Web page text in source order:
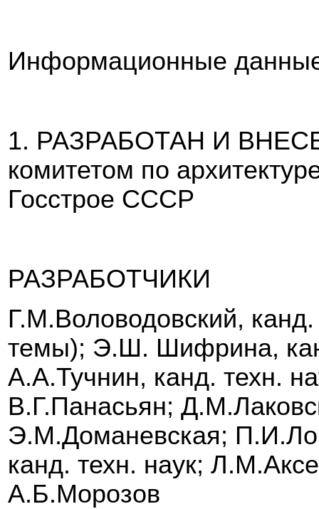
Информационные
1. РАЗРАБОТАН И
комитетом по
Госстрое СССР
РАЗРАБОТЧИКИ
Г.М.Воловодовский, канд.
темы); Э.Ш. Шифрина,
А.А.Тучнин, канд. техн.
В.Г.Панасьян;
Э.М.Доманевская;
канд. техн. наук;
А.Б.Морозов